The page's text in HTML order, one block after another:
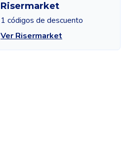
Risermarket
1 códigos de descuento
Ver Risermarket